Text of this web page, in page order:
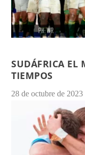
SUDÁFRICA EL
TIEMPOS
28 de octubre de 2023